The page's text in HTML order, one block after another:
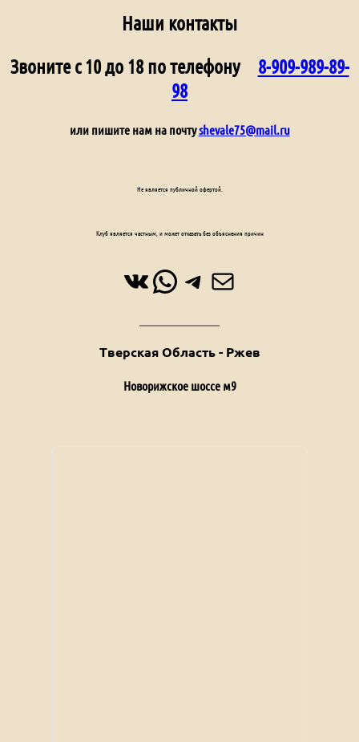
Наши контакты
Звоните с 10 до 18 по телефону
8-909-989-89-
98
или пишите нам на почтуshevale75@mail.ru
ВКонтакте
WhatsApp
Telegram
Почта
Тверская Область - Ржев
Новорижское шоссе м9